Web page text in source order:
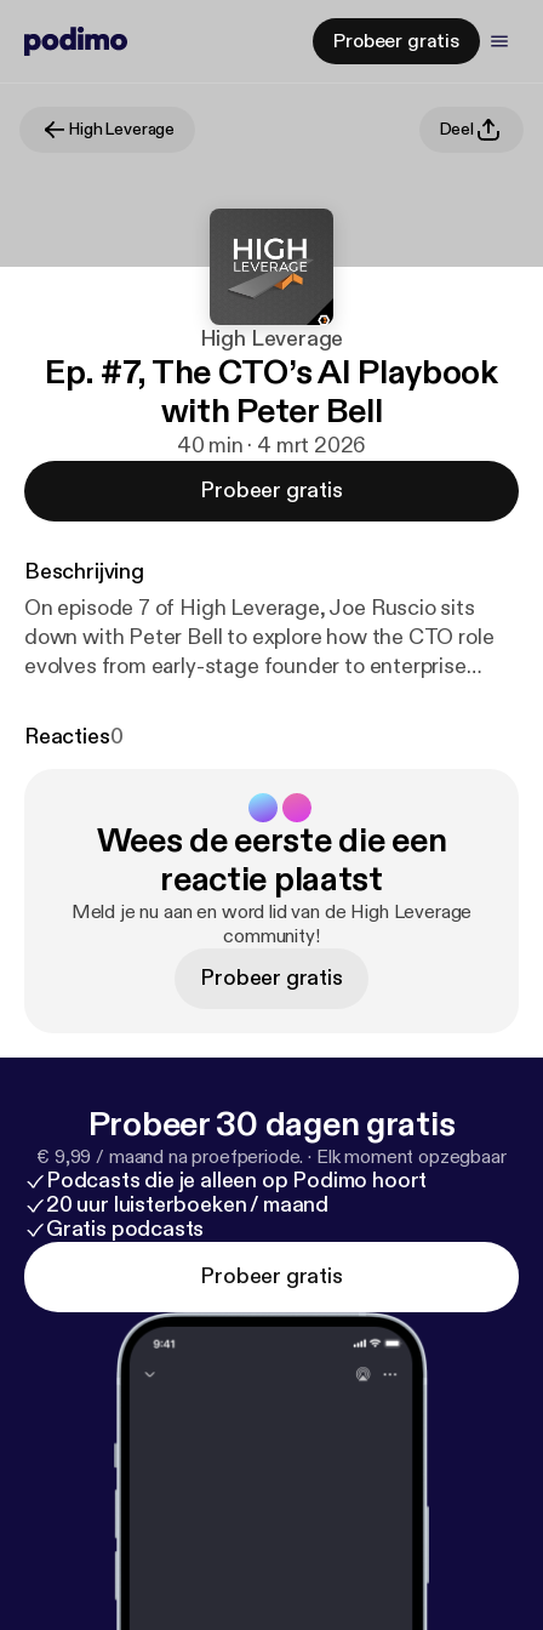
Probeer gratis
High Leverage Deel
High Leverage
Ep. #7, The CTO’s AI Playbook
with Peter Bell
40 min · 4 mrt 2026
Probeer gratis
Beschrijving
On episode 7 of High Leverage, Joe Ruscio sits
down with Peter Bell to explore how the CTO role
evolves from early-stage founder to enterprise
adoption across an engineering organization, and
development, observability, context engineering,
and what happens when production code is
tps://www.heavybit.com/library/podcasts/high-leve
rage/ep-7-the-cto-s-ai-playbook-with-peter-bell
Reacties0
Wees de eerste die een
reactie plaatst
Meld je nu aan en word lid van de High Leverage
community!
Probeer gratis
Probeer 30 dagen gratis
€ 9,99 / maand na proefperiode. · Elk moment opzegbaar
Podcasts die je alleen op Podimo hoort
20 uur luisterboeken / maand
Gratis podcasts
Probeer gratis